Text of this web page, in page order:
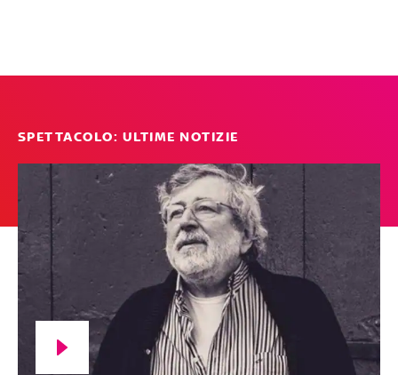
SPETTACOLO: ULTIME NOTIZIE